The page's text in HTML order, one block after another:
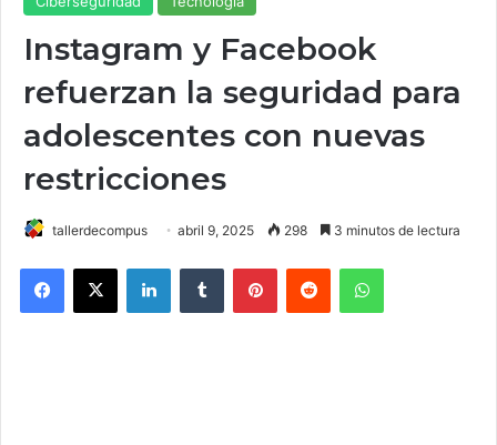
Instagram y Facebook
refuerzan la seguridad para
adolescentes con nuevas
restricciones
tallerdecompus abril 9, 2025 298 3 minutos de lectura